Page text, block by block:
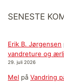
SENESTE
Erik B. Jørgensen
vandreture og
29. juli 2026
Mel på Vandring